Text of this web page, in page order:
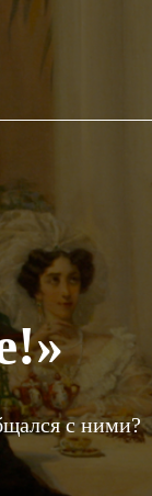
с ними?